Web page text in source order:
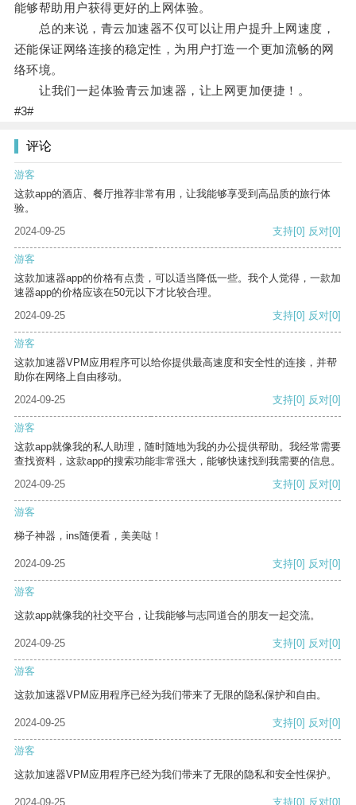
能够帮助用户获得更好的上网体验。
总的来说，青云加速器不仅可以让用户提升上网速度，
还能保证网络连接的稳定性，为用户打造一个更加流畅的网
络环境。
让我们一起体验青云加速器，让上网更加便捷！。
#3#
评论
游客
这款app的酒店、餐厅推荐非常有用，让我能够享受到高品质的旅行体
验。
2024-09-25
支持[0] 反对[0]
游客
这款加速器app的价格有点贵，可以适当降低一些。我个人觉得，一款加
速器app的价格应该在50元以下才比较合理。
2024-09-25
支持[0] 反对[0]
游客
这款加速器VPM应用程序可以给你提供最高速度和安全性的连接，并帮
助你在网络上自由移动。
2024-09-25
支持[0] 反对[0]
游客
这款app就像我的私人助理，随时随地为我的办公提供帮助。我经常需要
查找资料，这款app的搜索功能非常强大，能够快速找到我需要的信息。
2024-09-25
支持[0] 反对[0]
游客
梯子神器，ins随便看，美美哒！
2024-09-25 支持[0] 反对[0]
游客
这款app就像我的社交平台，让我能够与志同道合的朋友一起交流。
2024-09-25 支持[0] 反对[0]
游客
这款加速器VPM应用程序已经为我们带来了无限的隐私保护和自由。
2024-09-25 支持[0] 反对[0]
游客
这款加速器VPM应用程序已经为我们带来了无限的隐私和安全性保护。
2024-09-25 支持[0] 反对[0]